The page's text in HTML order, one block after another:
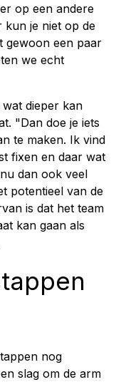
op een andere
kun je niet op de
gewoon een paar
we echt
dieper kan
"Dan doe je iets
te maken. Ik vind
fixen en daar wat
dan ook veel
potentieel van de
is dat het team
kan gaan als
nog
slag om de arm